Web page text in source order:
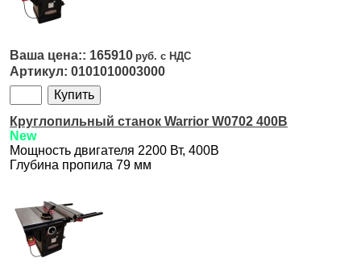
165910
0101010003000
Круглопильный станок Warrior W0702 400В
New
Мощность двигателя 2200 Вт, 400В
Глубина пропила 79 мм